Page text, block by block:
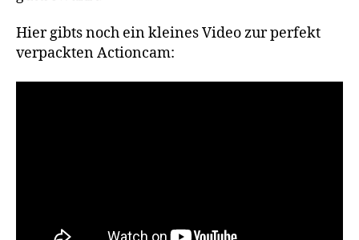
Hier gibts noch ein kleines Video zur perfekt
verpackten Actioncam: